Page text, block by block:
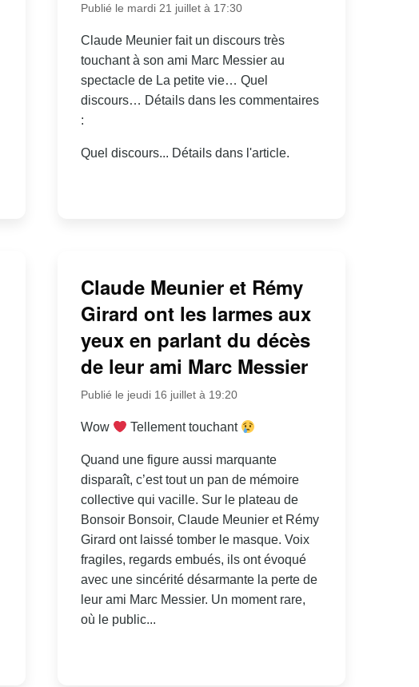
Publié le mardi 21 juillet à 17:30
Claude Meunier fait un discours très
touchant à son ami Marc Messier au
spectacle de La petite vie… Quel
discours… Détails dans les commentaires
:
Quel discours... Détails dans l'article.
Claude Meunier et Rémy
Girard ont les larmes aux
yeux en parlant du décès
de leur ami Marc Messier
Publié le jeudi 16 juillet à 19:20
Wow Tellement touchant
Quand une figure aussi marquante
disparaît, c’est tout un pan de mémoire
collective qui vacille. Sur le plateau de
Bonsoir Bonsoir, Claude Meunier et Rémy
Girard ont laissé tomber le masque. Voix
fragiles, regards embués, ils ont évoqué
avec une sincérité désarmante la perte de
leur ami Marc Messier. Un moment rare,
où le public...